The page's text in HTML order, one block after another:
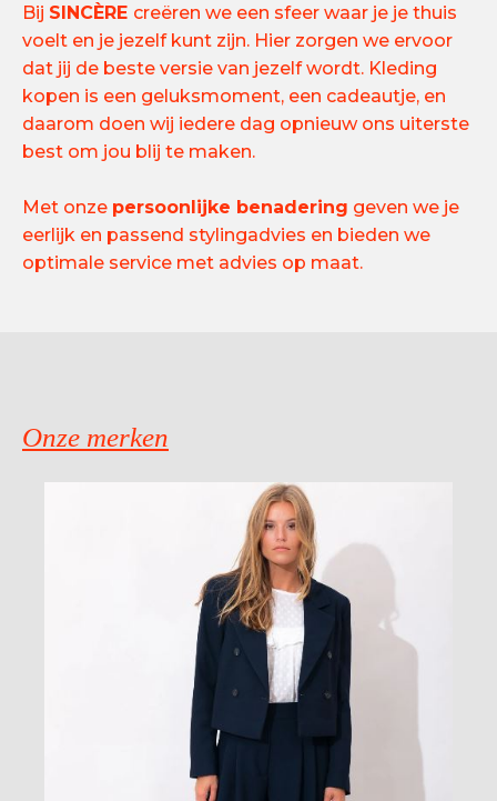
Bij SINCÈRE creëren we een sfeer waar je je thuis
voelt en je jezelf kunt zijn. Hier zorgen we ervoor
dat jij de beste versie van jezelf wordt. Kleding
kopen is een geluksmoment, een cadeautje, en
daarom doen wij iedere dag opnieuw ons uiterste
best om jou blij te maken.
Met onze persoonlijke benadering geven we je
eerlijk en passend stylingadvies en bieden we
optimale service met advies op maat.
Onze merken